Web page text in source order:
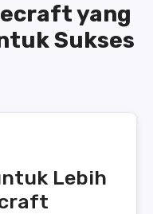
yang
Sukses
Lebih